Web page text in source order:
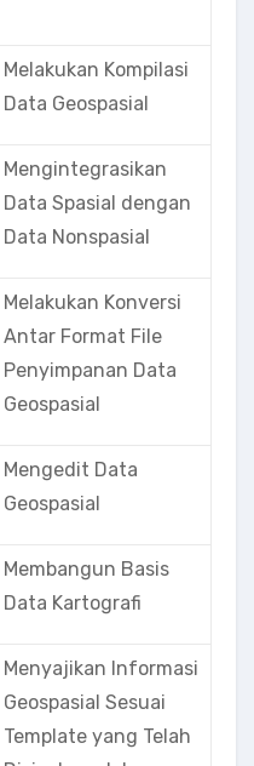
Melakukan Kompilasi
Data Geospasial
Mengintegrasikan
Data Spasial dengan
Data Nonspasial
Melakukan Konversi
Antar Format File
Penyimpanan Data
Geospasial
Mengedit Data
Geospasial
Membangun Basis
Data Kartografi
Menyajikan Informasi
Geospasial Sesuai
Template yang Telah